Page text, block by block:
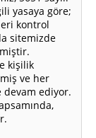
yasaya göre;
kontrol
sitemizde
kişilik
ve her
ediyor.